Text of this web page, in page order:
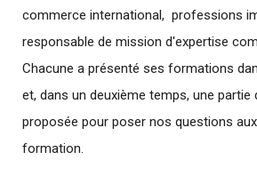
commerce international, professions
responsable de mission d'expertise
Chacune a présenté ses formations
et, dans un deuxième temps, une
proposée pour poser nos questions
formation.